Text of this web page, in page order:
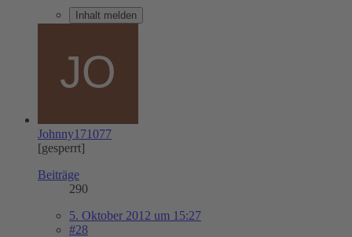
Inhalt melden
Johnny171077
[gesperrt]
Beiträge
290
5. Oktober 2012 um 15:27
#28